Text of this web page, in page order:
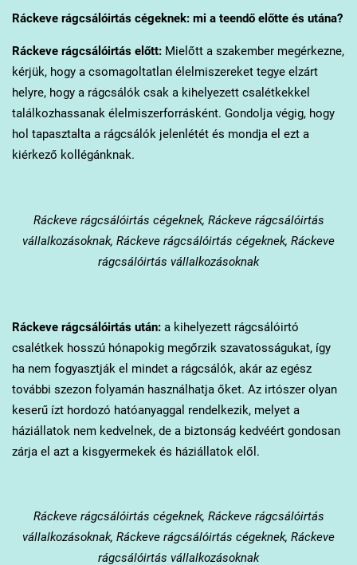
Ráckeverágcsálóirtás cégeknek: mi a teendő előtte és utána?
Ráckeverágcsálóirtás előtt:Mielőtt a szakember megérkezne,
kérjük, hogy a csomagoltatlan élelmiszereket tegye elzárt
helyre, hogy a rágcsálók csak a kihelyezett csalétkekkel
találkozhassanak élelmiszerforrásként. Gondolja végig, hogy
hol tapasztalta a rágcsálók jelenlétét és mondja el ezt a
kiérkező kollégánknak.
Ráckeverágcsálóirtás cégeknek, Ráckeve rágcsálóirtás
vállalkozásoknak, Ráckeve rágcsálóirtás cégeknek, Ráckeve
rágcsálóirtás vállalkozásoknak
Ráckeverágcsálóirtás után:a kihelyezett rágcsálóirtó
csalétkek hosszú hónapokig megőrzik szavatosságukat, így
ha nem fogyasztják el mindet a rágcsálók, akár az egész
további szezon folyamán használhatja őket. Az irtószer olyan
keserű ízt hordozó hatóanyaggal rendelkezik, melyet a
háziállatok nem kedvelnek, de a biztonság kedvéért gondosan
zárja el azt a kisgyermekek és háziállatok elől.
Ráckeverágcsálóirtás cégeknek, Ráckeve rágcsálóirtás
vállalkozásoknak, Ráckeve rágcsálóirtás cégeknek, Ráckeve
rágcsálóirtás vállalkozásoknak